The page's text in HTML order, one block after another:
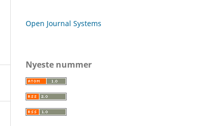
Open Journal Systems
Nyeste nummer